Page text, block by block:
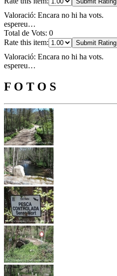
Valoració: Encara no hi ha vots.
espereu…
Total de Vots: 0
Rate this item:
Submit Rating
Valoració: Encara no hi ha vots.
espereu…
F O T O S